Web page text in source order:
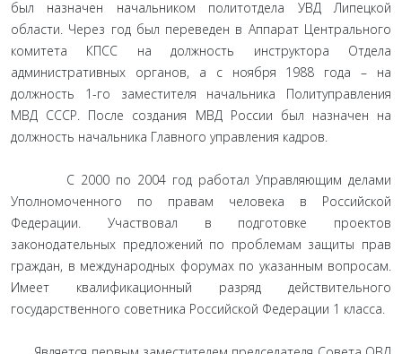
был назначен начальником политотдела УВД Липецкой
области. Через год был переведен в Аппарат Центрального
комитета КПСС на должность инструктора Отдела
административных органов, а с ноября 1988 года – на
должность 1-го заместителя начальника Политуправления
МВД СССР. После создания МВД России был назначен на
должность начальника Главного управления кадров.
С 2000 по 2004 год работал Управляющим делами
Уполномоченного по правам человека в Российской
Федерации. Участвовал в подготовке проектов
законодательных предложений по проблемам защиты прав
граждан, в международных форумах по указанным вопросам.
Имеет квалификационный разряд действительного
государственного советника Российской Федерации 1 класса.